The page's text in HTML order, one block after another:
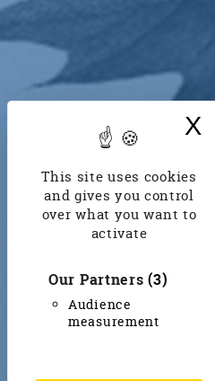
This site uses cookies
and gives you control
over what you want to
activate
Our Partners(3)
Audience
measurement
X